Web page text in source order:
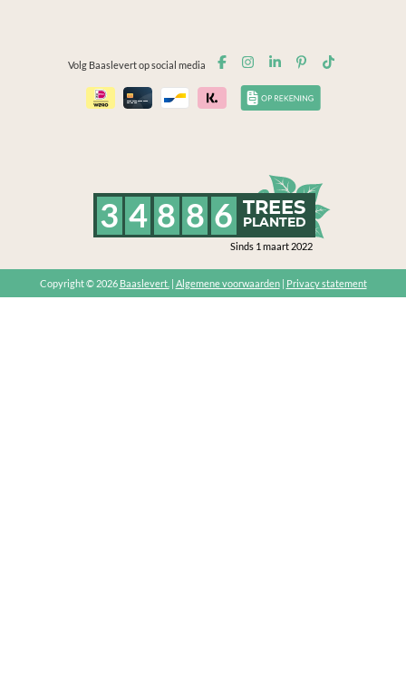
Volg Baaslevert op social media
3 4 8 8 6 TREES
PLANTED
Sinds 1 maart 2022
Copyright © 2026 Baaslevert. Algemene voorwaarden| Privacy statement